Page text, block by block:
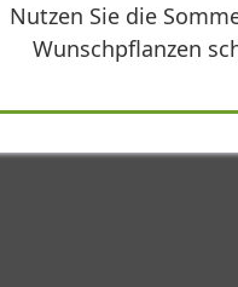
Nutzen Sie die
Wunschpflanzen